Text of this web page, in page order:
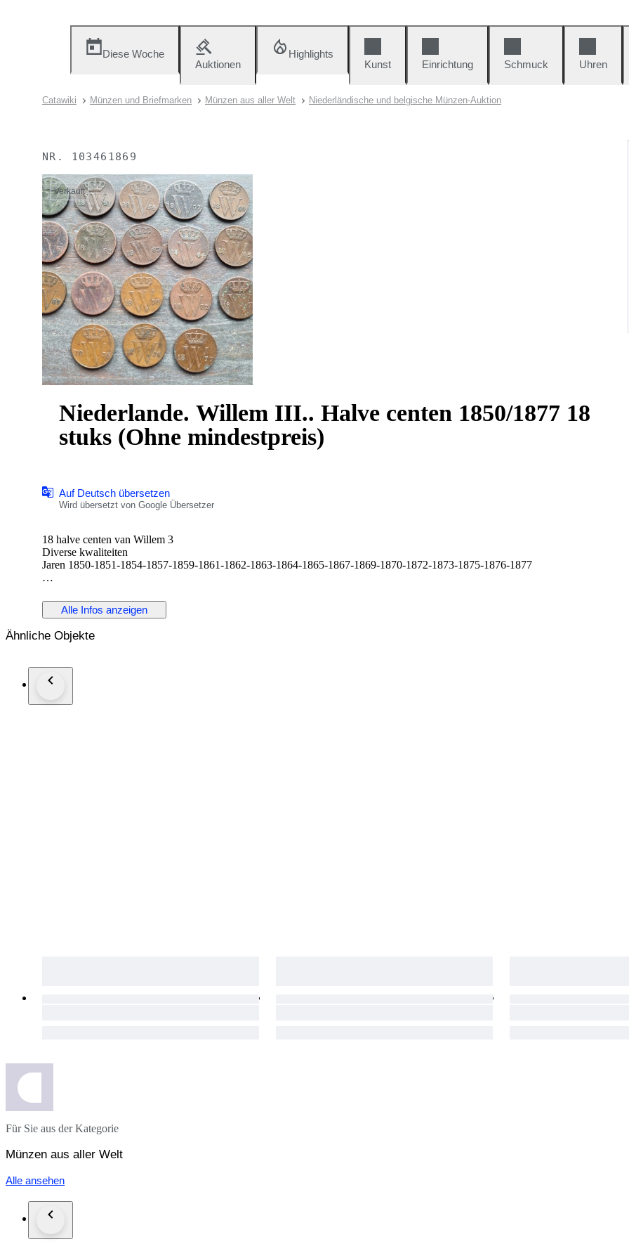
Diese Woche
Auktionen
Highlights
Kunst
Einrichtung Schmuck Uhren
Catawiki Münzen und Briefmarken Münzen aus aller Welt Niederländische und belgische Münzen-Auktion
NR. 103461869
Verkauft
Niederlande. Willem III.. Halve centen 1850/1877 18
stuks (Ohne mindestpreis)
Auf Deutsch übersetzen
Wird übersetzt von Google Übersetzer
18 halve centen van Willem 3
Diverse kwaliteiten
Jaren 1850-1851-1854-1857-1859-1861-1862-1863-1864-1865-1867-1869-1870-1872-1873-1875-1876-1877
Keerzijde gekroond Nederlands wapen
Rand glad
Muntmeesterteken zwaard
Zie foto's voor een goede indruk
Wordt aangetekend opgestuurd
Alle Infos anzeigen
Ähnliche Objekte
Für Sie aus der Kategorie
Münzen aus aller Welt
Alle ansehen